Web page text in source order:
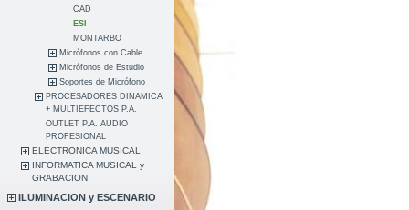
CAD
ESI
MONTARBO
Micrófonos con Cable
Micrófonos de Estudio
Soportes de Micrófono
PROCESADORES DINAMICA
+ MULTIEFECTOS P.A.
OUTLET P.A. AUDIO
PROFESIONAL
ELECTRONICA MUSICAL
INFORMATICA MUSICAL y
GRABACION
ILUMINACION y ESCENARIO